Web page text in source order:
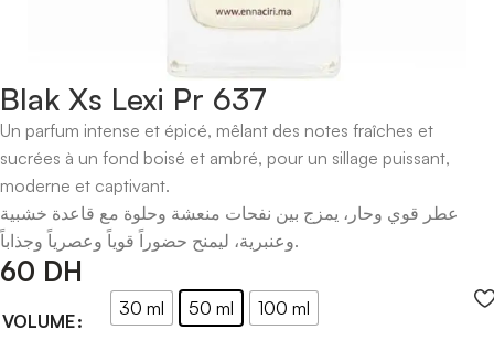
Blak Xs Lexi Pr 637
Un parfum intense et épicé, mêlant des notes fraîches et
sucrées à un fond boisé et ambré, pour un sillage puissant,
moderne et captivant.
عطر قوي وحار، يمزج بين نفحات منعشة وحلوة مع قاعدة خشبية
وعنبرية، ليمنح حضوراً قوياً وعصرياً وجذاباً.
60 DH
VOLUME
30 ml 50 ml 100 ml